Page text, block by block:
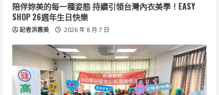
陪伴妳美的每一種姿態 持續引領台灣內衣美學！EASY
SHOP 26週年生日快樂
記者洪惠美 2026 年 8 月 7 日